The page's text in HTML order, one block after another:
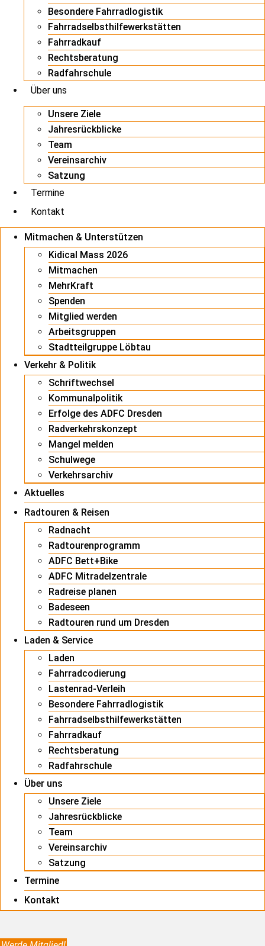
Besondere Fahrradlogistik
Fahrradselbsthilfewerkstätten
Fahrradkauf
Rechtsberatung
Radfahrschule
Über uns
Unsere Ziele
Jahresrückblicke
Team
Vereinsarchiv
Satzung
Termine
Kontakt
Mitmachen & Unterstützen
Kidical Mass 2026
Mitmachen
MehrKraft
Spenden
Mitglied werden
Arbeitsgruppen
Stadtteilgruppe Löbtau
Verkehr & Politik
Schriftwechsel
Kommunalpolitik
Erfolge des ADFC Dresden
Radverkehrskonzept
Mangel melden
Schulwege
Verkehrsarchiv
Aktuelles
Radtouren & Reisen
Radnacht
Radtourenprogramm
ADFC Bett+Bike
ADFC Mitradelzentrale
Radreise planen
Badeseen
Radtouren rund um Dresden
Laden & Service
Laden
Fahrradcodierung
Lastenrad-Verleih
Besondere Fahrradlogistik
Fahrradselbsthilfewerkstätten
Fahrradkauf
Rechtsberatung
Radfahrschule
Über uns
Unsere Ziele
Jahresrückblicke
Team
Vereinsarchiv
Satzung
Termine
Kontakt